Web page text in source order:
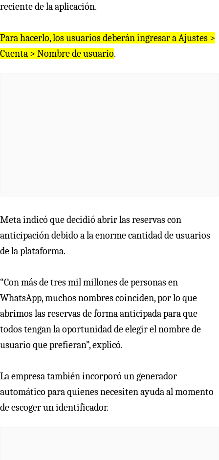
reciente de la aplicación.
Para hacerlo, los usuarios deberán ingresar a Ajustes >
Cuenta > Nombre de usuario.
Meta indicó que decidió abrir las reservas con
anticipación debido a la enorme cantidad de usuarios
de la plataforma.
“Con más de tres mil millones de personas en
WhatsApp, muchos nombres coinciden, por lo que
abrimos las reservas de forma anticipada para que
todos tengan la oportunidad de elegir el nombre de
usuario que prefieran”, explicó.
La empresa también incorporó un generador
automático para quienes necesiten ayuda al momento
de escoger un identificador.